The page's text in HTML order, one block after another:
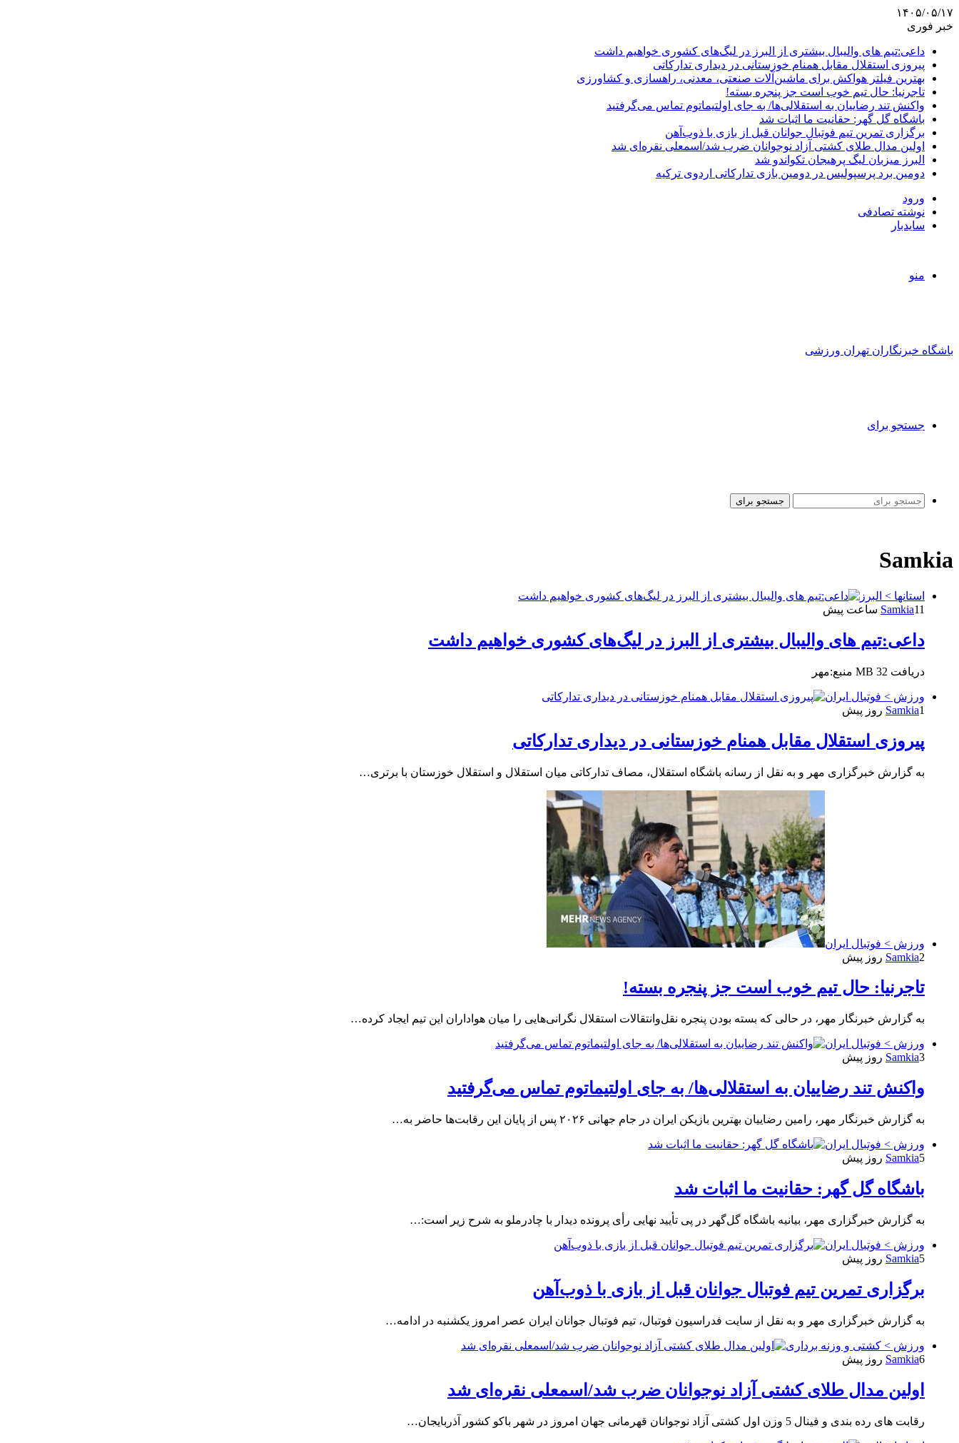
۱۴۰۵/۰۵/۱۷
خبر فوری
داعی:تیم های والیبال بیشتری از البرز در لیگ‌های کشوری خواهیم داشت
پیروزی استقلال مقابل همنام خوزستانی در دیداری تدارکاتی
بهترین فیلتر هواکش برای ماشین‌آلات صنعتی، معدنی، راهسازی و کشاورزی
تاجرنیا: حال تیم خوب است جز پنجره بسته!
واکنش تند رضاییان به استقلالی‌ها/ به جای اولتیماتوم تماس می‌گرفتید
باشگاه گل گهر: حقانیت ما اثبات شد
برگزاری تمرین تیم فوتبال جوانان قبل از بازی با ذوب‌آهن
اولین مدال طلای کشتی آزاد نوجوانان ضرب شد/اسمعلی نقره‌ای شد
البرز میزبان لیگ پرهیجان تکواندو شد
دومین برد پرسپولیس در دومین بازی تدارکاتی اردوی ترکیه
ورود
نوشته تصادفی
سایدبار
منو
باشگاه خبرنگاران تهران ورزشی
جستجو برای
جستجو برای
Samkia
استانها > البرز
Samkia11 ساعت پیش
داعی:تیم های والیبال بیشتری از البرز در لیگ‌های کشوری خواهیم داشت
دریافت 32 MB منبع:مهر
ورزش > فوتبال ایران
Samkia1 روز پیش
پیروزی استقلال مقابل همنام خوزستانی در دیداری تدارکاتی
به گزارش خبرگزاری مهر و به نقل از رسانه باشگاه استقلال، مصاف تدارکاتی میان استقلال و استقلال خوزستان با برتری…
ورزش > فوتبال ایران
Samkia2 روز پیش
تاجرنیا: حال تیم خوب است جز پنجره بسته!
به گزارش خبرنگار مهر، در حالی که بسته بودن پنجره نقل‌وانتقالات استقلال نگرانی‌هایی را میان هواداران این تیم ایجاد کرده…
ورزش > فوتبال ایران
Samkia3 روز پیش
واکنش تند رضاییان به استقلالی‌ها/ به جای اولتیماتوم تماس می‌گرفتید
به گزارش خبرنگار مهر، رامین رضاییان بهترین بازیکن ایران در جام جهانی ۲۰۲۶ پس از پایان این رقابت‌ها حاضر به…
ورزش > فوتبال ایران
Samkia5 روز پیش
باشگاه گل گهر: حقانیت ما اثبات شد
به گزارش خبرگزاری مهر، بیانیه باشگاه گل‌گهر در پی تأیید نهایی رأی پرونده دیدار با چادرملو به شرح زیر است:…
ورزش > فوتبال ایران
Samkia5 روز پیش
برگزاری تمرین تیم فوتبال جوانان قبل از بازی با ذوب‌آهن
به گزارش خبرگزاری مهر و به نقل از سایت فدراسیون فوتبال، تیم فوتبال جوانان ایران عصر امروز یکشنبه در ادامه…
ورزش > کشتی و وزنه برداری
Samkia6 روز پیش
اولین مدال طلای کشتی آزاد نوجوانان ضرب شد/اسمعلی نقره‌ای شد
رقابت های رده بندی و فینال 5 وزن اول کشتی آزاد نوجوانان قهرمانی جهان امروز در شهر باکو کشور آذربایجان…